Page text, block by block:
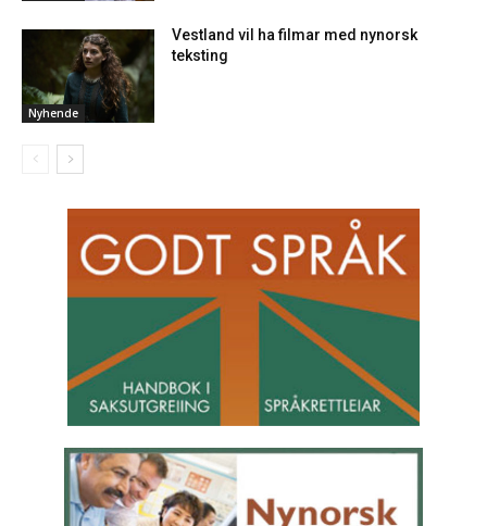
Nyhende
Vestland vil ha filmar med nynorsk
teksting